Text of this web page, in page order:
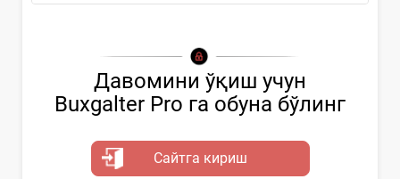
Давомини ўқиш учун
Buxgalter Pro га обуна бўлинг
Сайтга кириш